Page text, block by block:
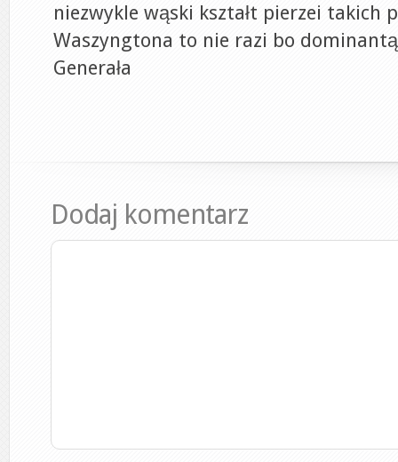
niezwykle wąski kształt pierzei takich
Waszyngtona to nie razi bo
Generała
Dodaj komentarz